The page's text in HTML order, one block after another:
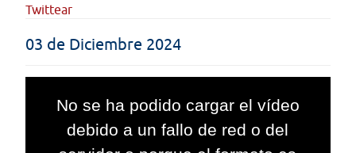
Twittear
03 de Diciembre 2024
window.
No se ha podido cargar el vídeo
debido a un fallo de red o del